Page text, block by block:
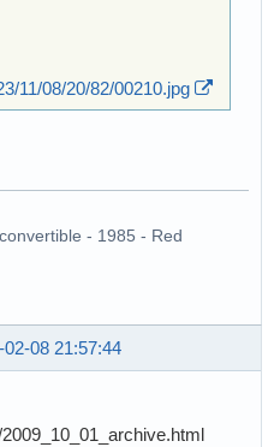
11/08/20/82/00210.jpg
- 1985 - Red
02-08 21:57:44